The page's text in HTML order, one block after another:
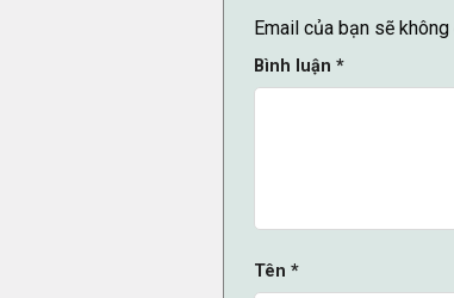
Email của bạn sẽ
Bình luận *
Tên *